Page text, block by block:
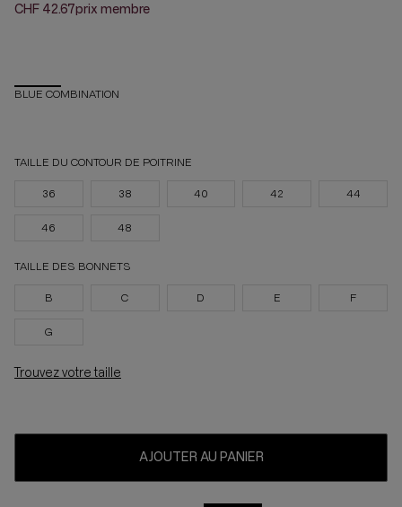
CHF 42.67prix membre
BLUE COMBINATION
TAILLE DU CONTOUR DE POITRINE
36 38 40 42 44
46 48
TAILLE DES BONNETS
B C D E F
G
Trouvez votre taille
AJOUTER AU PANIER